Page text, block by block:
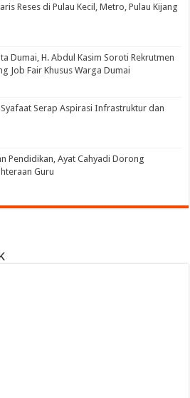
Reses di Pulau Kecil, Metro, Pulau Kijang
Dumai, H. Abdul Kasim Soroti Rekrutmen
Job Fair Khusus Warga Dumai
Serap Aspirasi Infrastruktur dan
Pendidikan, Ayat Cahyadi Dorong
Guru